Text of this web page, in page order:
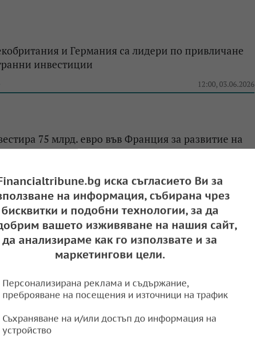
и Германия са лидери по привличане
инвестиции
12:00, 03.06.2026
75 млрд. евро във Франция за развитие на
интелект
мащабна инвестиция за развитие на квантовите
чиповете
за 15 млрд. евро във Франция
иска съгласието Ви за
на информация, събирана чрез
бисквитки и подобни технологии, за да
вашето изживяване на нашия сайт,
да анализираме как го използвате и за
маркетингови цели.
Персонализирана реклама и съдържание,
преброяване на посещения и източници на трафик
Съхраняване на и/или достъп до информация на
устройство